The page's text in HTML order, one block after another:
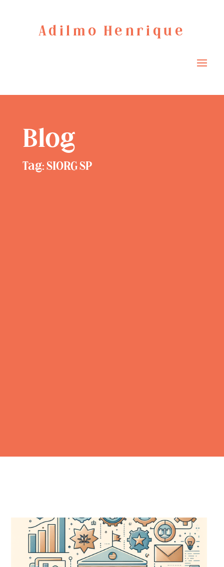
Adilmo Henrique
Blog
Tag: SIORG SP